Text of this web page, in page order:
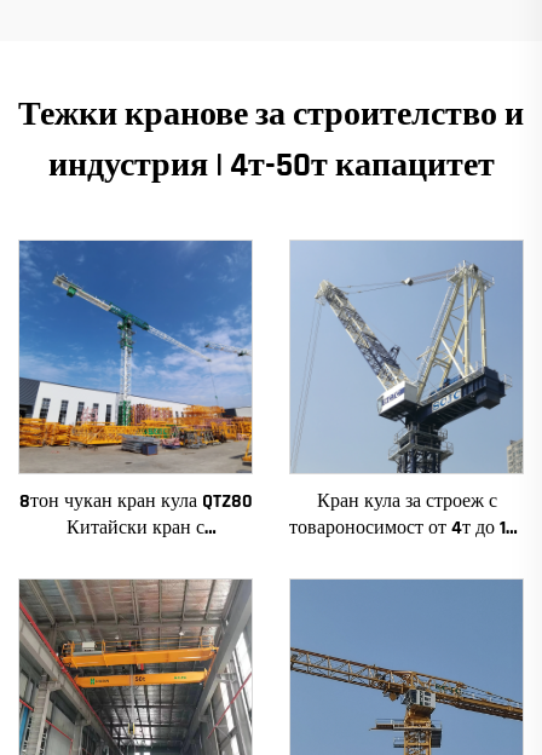
Тежки кранове за строителство и
индустрия | 4т-50т капацитет
8тон чукан кран кула QTZ80
Китайски кран с
Кран кула за строеж с
товароносимост от 4т до 12т
зъбно колело, мотор, лагер,